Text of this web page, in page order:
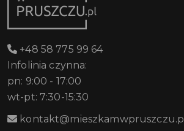
+48 58 775 99 64
Infolinia czynna:
pn: 9:00 - 17:00
wt-pt: 7:30-15:30
kontakt@mieszkamwpruszczu.pl